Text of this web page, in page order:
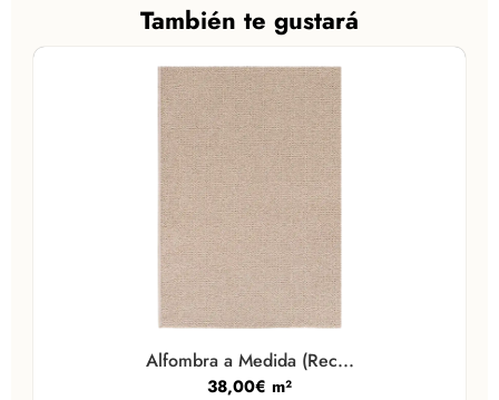
También te gustará
Alfombra a Medida (Rec...
38,00€ m²